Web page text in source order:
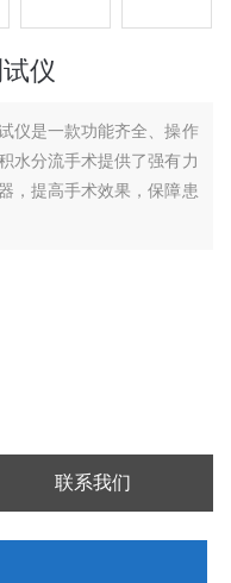
仪
仪是一款功能齐全、操作
水分流手术提供了强有力
，提高手术效果，保障患
联系我们